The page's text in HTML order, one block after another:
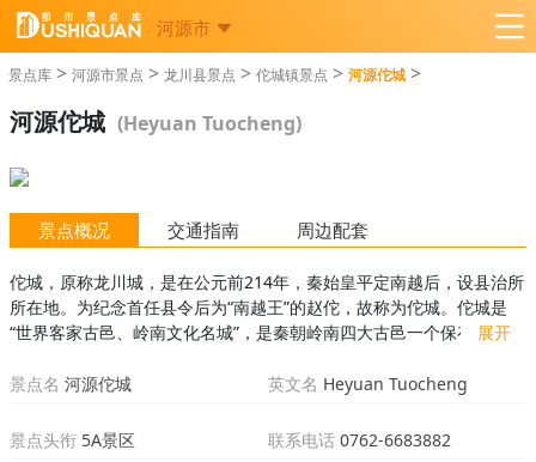
河源市
景点库 > 河源市景点 > 龙川县景点 > 佗城镇景点 > 河源佗城 >
河源佗城 (Heyuan Tuocheng)
景点概况 交通指南 周边配套
佗城，原称龙川城，是在公元前214年，秦始皇平定南越后，设县治所
所在地。为纪念首任县令后为“南越王”的赵佗，故称为佗城。佗城是
“世界客家古邑、岭南文化名城”，是秦朝岭南四大古邑一个保存完整的
2225年历史，...
展开
景点名 河源佗城 英文名 Heyuan Tuocheng
景点头衔 5A景区 联系电话 0762-6683882